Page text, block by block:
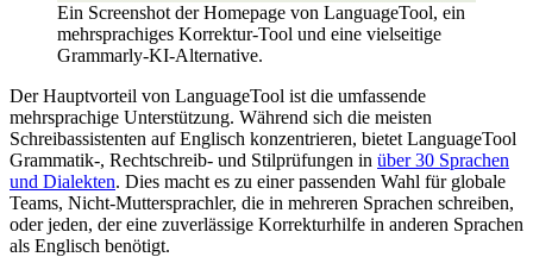
Ein Screenshot der Homepage von LanguageTool, ein
mehrsprachiges Korrektur-Tool und eine vielseitige
Grammarly-KI-Alternative.
Der Hauptvorteil von LanguageTool ist die umfassende
mehrsprachige Unterstützung. Während sich die meisten
Schreibassistenten auf Englisch konzentrieren, bietet LanguageTool
Grammatik-, Rechtschreib- und Stilprüfungen in über 30 Sprachen
und Dialekten. Dies macht es zu einer passenden Wahl für globale
Teams, Nicht-Muttersprachler, die in mehreren Sprachen schreiben,
oder jeden, der eine zuverlässige Korrekturhilfe in anderen Sprachen
als Englisch benötigt.